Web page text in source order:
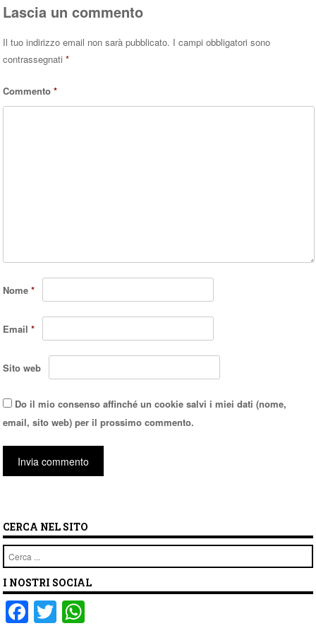
Lascia un commento
Il tuo indirizzo email non sarà pubblicato. I campi obbligatori sono
contrassegnati*
Commento*
Nome*
Email*
Sito web
Do il mio consenso affinché un cookie salvi i miei dati (nome,
email, sito web) per il prossimo commento.
CERCA NEL SITO
Cerca
I NOSTRI SOCIAL
F T